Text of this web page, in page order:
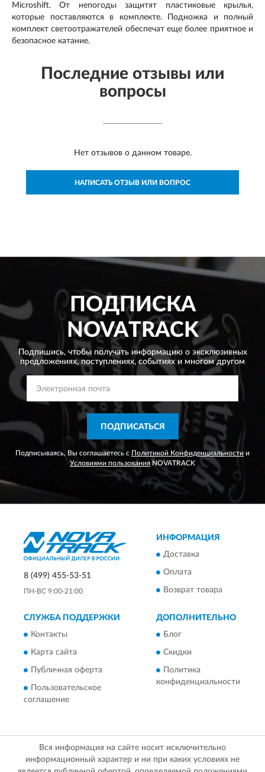
Microshift. От непогоды защитят пластиковые крылья,
которые поставляются в комплекте. Подножка и полный
комплект светоотражателей обеспечат еще более приятное и
безопасное катание.
Последние отзывы или
вопросы
Нет отзывов о данном товаре.
НАПИСАТЬ ОТЗЫВ ИЛИ ВОПРОС
ПОДПИСКА
NOVATRACK
Подпишись, чтобы получать информацию о эксклюзивных
предложениях,поступлениях, событиях и многом другом
ПОДПИСАТЬСЯ
Подписываясь, Вы соглашаетесь с Политикой Конфиденциальности и
Условиями пользования NOVATRACK
8 (499) 455-53-51
ПН-ВС 9:00-21:00
ИНФОРМАЦИЯ
Доставка
Оплата
Возврат товара
СЛУЖБА ПОДДЕРЖКИ
Контакты
Карта сайта
Публичная оферта
Пользовательское
соглашение
ДОПОЛНИТЕЛЬНО
Блог
Скидки
Политика
конфиденциальности
Вся информация на сайте носит исключительно
информационный характер и ни при каких условиях не